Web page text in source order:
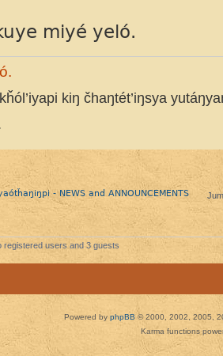
miyé yeló.
kiŋ čhaŋtét’iŋsya
- NEWS and ANNOUNCEMENTS
users and 3 guests
Powered by phpBB © 2000, 2002, 2005,
Karma functions